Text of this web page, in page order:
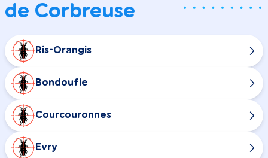
de Corbreuse
Ris-Orangis
Bondoufle
Courcouronnes
Evry